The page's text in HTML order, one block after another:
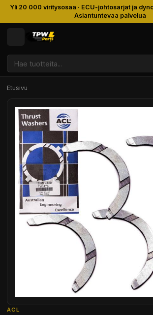
Yli 20 000 viritysosaa · ECU-johtosarjat ja
Asiantuntevaa palvelua
Etusivu
ACL